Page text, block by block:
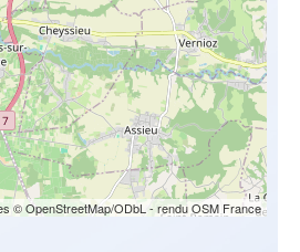
© OpenStreetMap/ODbL - rendu OSM France